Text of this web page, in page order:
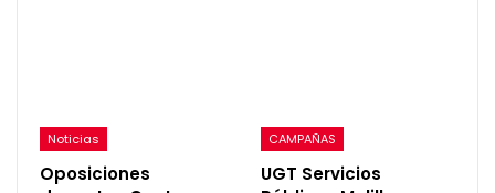
Noticias
Oposiciones
CAMPAÑAS
UGT Servicios